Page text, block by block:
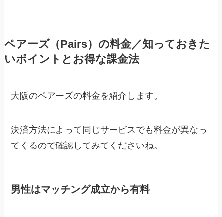
ペアーズ（Pairs）の料金／知っておきた
いポイントとお得な課金法
大阪のペアーズの料金を紹介します。
決済方法によって同じサービスでも料金が異なっ
てくるので確認してみてくださいね。
男性はマッチング成立から有料